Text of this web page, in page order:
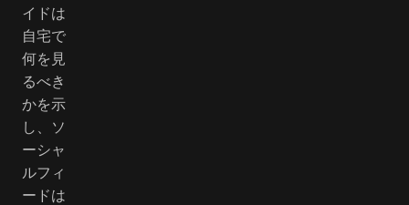
イドは
自宅で
何を見
るべき
かを示
し、ソ
ーシャ
ルフィ
ードは